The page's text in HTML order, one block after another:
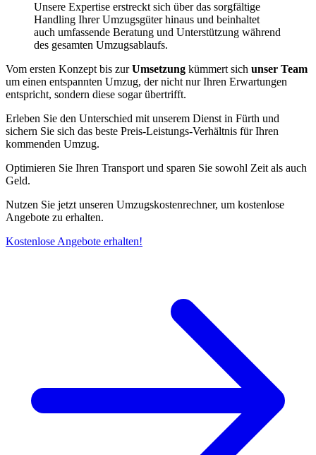
Unsere Expertise erstreckt sich über das sorgfältige
Handling Ihrer Umzugsgüter hinaus und beinhaltet
auch umfassende Beratung und Unterstützung während
des gesamten Umzugsablaufs.
Vom ersten Konzept bis zurUmsetzung kümmert sich unser Team
um einen entspannten Umzug, der nicht nur Ihren Erwartungen
entspricht, sondern diese sogar übertrifft.
Erleben Sie den Unterschied mit unserem Dienst in Fürth und
sichern Sie sich das beste Preis-Leistungs-Verhältnis für Ihren
kommenden Umzug.
Optimieren Sie Ihren Transport und sparen Sie sowohl Zeit als auch
Geld.
Nutzen Sie jetzt unseren Umzugskostenrechner, um kostenlose
Angebote zu erhalten.
Kostenlose Angebote erhalten!